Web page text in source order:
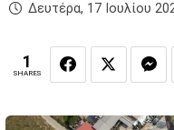
Δευτέρα, 17 Ιουλίου
1
SHARES